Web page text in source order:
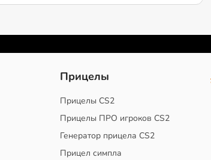
Прицелы
Прицелы CS2
Прицелы ПРО игроков CS2
Генератор прицела CS2
Прицел симпла